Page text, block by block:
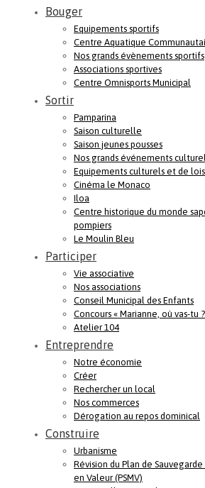
Bouger
Equipements sportifs
Centre Aquatique
Nos grands évènements sportifs
Associations sportives
Centre Omnisports Municipal
Sortir
Pamparina
Saison culturelle
Saison jeunes pousses
Nos grands événements
Equipements culturels et de
Cinéma le Monaco
Iloa
Centre historique du monde
pompiers
Le Moulin Bleu
Participer
Vie associative
Nos associations
Conseil Municipal des Enfants
Concours « Marianne, où vas-tu
Atelier 104
Entreprendre
Notre économie
Créer
Rechercher un local
Nos commerces
Dérogation au repos dominical
Construire
Urbanisme
Révision du Plan de
en Valeur (PSMV)